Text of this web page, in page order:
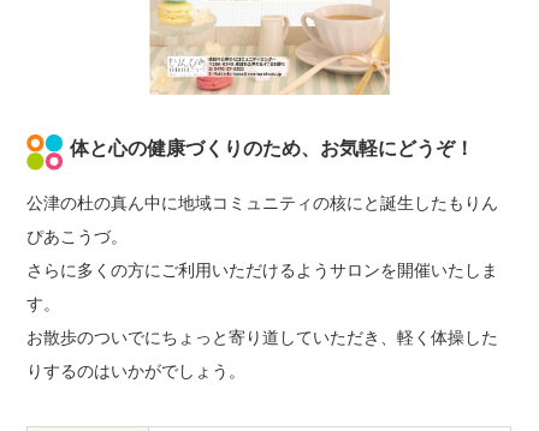
体と心の健康づくりのため、お気軽にどうぞ！
公津の杜の真ん中に地域コミュニティの核にと誕生したもりん
ぴあこうづ。
さらに多くの方にご利用いただけるようサロンを開催いたしま
す。
お散歩のついでにちょっと寄り道していただき、軽く体操した
りするのはいかがでしょう。